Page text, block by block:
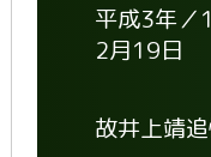
平成3年
2月19日
故井上靖